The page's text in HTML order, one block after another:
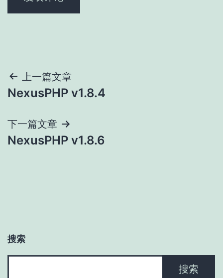
文
章
导
航
上一篇文章
NexusPHP v1.8.4
下一篇文章
NexusPHP v1.8.6
搜索
搜索